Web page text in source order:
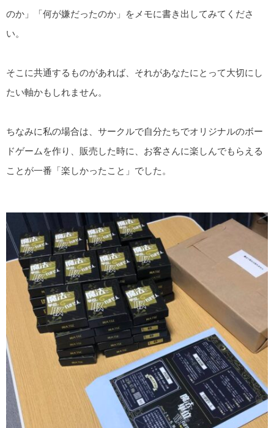
のか」「何が嫌だったのか」をメモに書き出してみてくださ
い。
そこに共通するものがあれば、それがあなたにとって大切にし
たい軸かもしれません。
ちなみに私の場合は、サークルで自分たちでオリジナルのボー
ドゲームを作り、販売した時に、お客さんに楽しんでもらえる
ことが一番「楽しかったこと」でした。